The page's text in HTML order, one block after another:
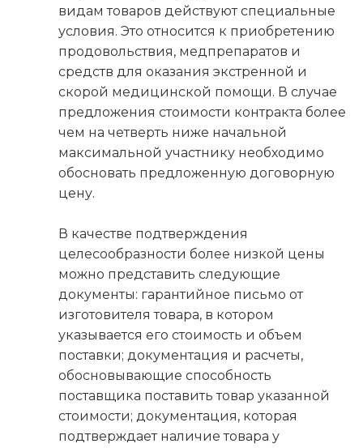
видам товаров действуют специальные
условия. Это относится к приобретению
продовольствия, медпрепаратов и
средств для оказания экстренной и
скорой медицинской помощи. В случае
предложения стоимости контракта более
чем на четверть ниже начальной
максимальной участнику необходимо
обосновать предложенную договорную
цену.
В качестве подтверждения
целесообразности более низкой цены
можно представить следующие
документы: гарантийное письмо от
изготовителя товара, в котором
указывается его стоимость и объем
поставки; документация и расчеты,
обосновывающие способность
поставщика поставить товар указанной
стоимости; документация, которая
подтверждает наличие товара у